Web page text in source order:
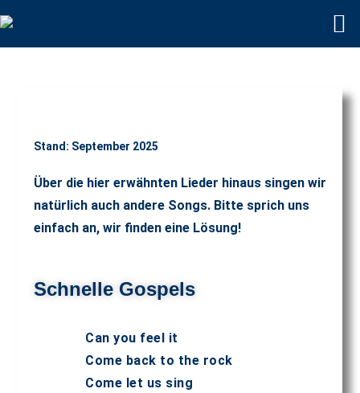
Stand: September 2025
Über die hier erwähnten Lieder hinaus singen wir
natürlich auch andere Songs. Bitte sprich uns
einfach an, wir finden eine Lösung!
Schnelle Gospels
Can you feel it
Come back to the rock
Come let us sing